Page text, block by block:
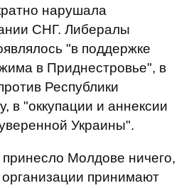
нарушала
СНГ. Либералы
"в поддержке
в Приднестровье", в
Республики
в "оккупации и аннексии
Украины".
Молдове ничего,
принимают